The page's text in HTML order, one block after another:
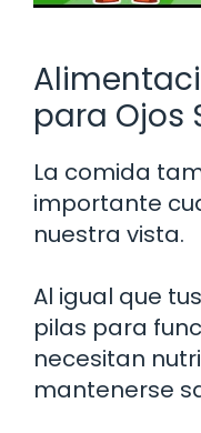
para Ojos
La comida
importante
nuestra vista.
Al igual que
pilas para
necesitan
mantenerse